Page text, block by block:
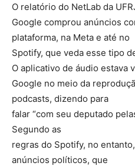
O relatório do NetLab da
Google comprou anúncios
plataforma, na Meta e até no
Spotify, que veda esse tipo
O aplicativo de áudio estava
Google no meio da
podcasts, dizendo para
falar “com seu deputado
Segundo as
regras do Spotify, no
anúncios políticos, que